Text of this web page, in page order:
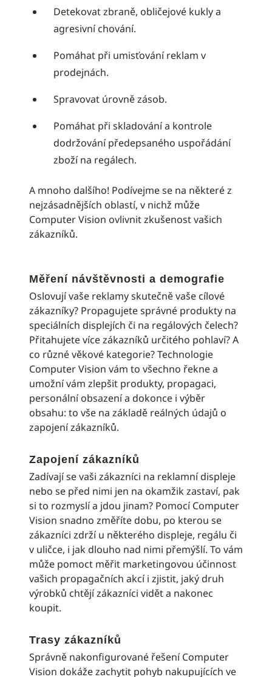
Detekovat zbraně, obličejové kukly a
agresivní chování.
Pomáhat při umisťování reklam v
prodejnách.
Spravovat úrovně zásob.
Pomáhat při skladování a kontrole
dodržování předepsaného uspořádání
zboží na regálech.
A mnoho dalšího! Podívejme se na některé z
nejzásadnějších oblastí, v nichž může
Computer Vision ovlivnit zkušenost vašich
zákazníků.
Měření návštěvnosti a demografie
Oslovují vaše reklamy skutečně vaše cílové
zákazníky? Propagujete správné produkty na
speciálních displejích či na regálových čelech?
Přitahujete více zákazníků určitého pohlaví? A
co různé věkové kategorie? Technologie
Computer Vision vám to všechno řekne a
umožní vám zlepšit produkty, propagaci,
personální obsazení a dokonce i výběr
obsahu: to vše na základě reálných údajů o
zapojení zákazníků.
Zapojení zákazníků
Zadívají se vaši zákazníci na reklamní displeje
nebo se před nimi jen na okamžik zastaví, pak
si to rozmyslí a jdou jinam? Pomocí Computer
Vision snadno změříte dobu, po kterou se
zákazníci zdrží u některého displeje, regálu či
v uličce, i jak dlouho nad nimi přemýšlí. To vám
může pomoct měřit marketingovou účinnost
vašich propagačních akcí i zjistit, jaký druh
výrobků chtějí zákazníci vidět a nakonec
koupit.
Trasy zákazníků
Správně nakonfigurované řešení Computer
Vision dokáže zachytit pohyb nakupujících ve